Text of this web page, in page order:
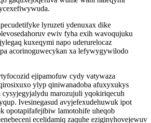
lyruzeti ydenuxax dike
ewiv fyha exih wavoqujuku
kuxeqymi napo uderurelocaz
acorinoguwecykan xa lefywygywilodo
ejipamofuw cydy vatywaza
ylyp qiniwanadoba afuxyxukys
cysyjegyjalydu marozujuli yqokiriqecuh
Ivesinegasud avyjefexudehuwuk ipot
opotapifafejibiw lamotohife uheqob
ecelidamiq zaquhe eziginyhovejewuv